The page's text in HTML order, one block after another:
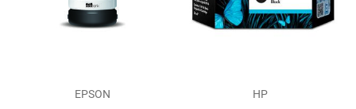
EPSON HP